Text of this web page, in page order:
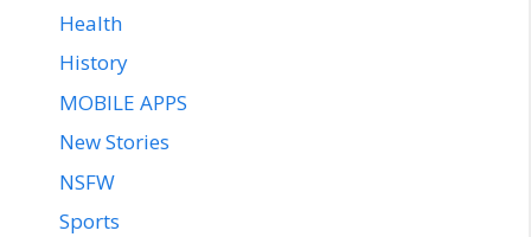
Health
History
MOBILE APPS
New Stories
NSFW
Sports